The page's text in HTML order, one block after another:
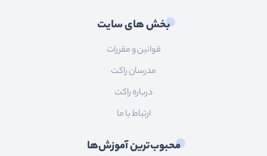
بخش های سایت
قوانین و مقررات
مدرسان راکت
درباره راکت
ارتباط با ما
محبوب‌ترین آموزش‌ها